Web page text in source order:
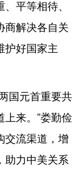
平等相待、
商解决各自关
护好国家主
国元首重要共
来。”娄勤俭
交流渠道，增
助力中美关系